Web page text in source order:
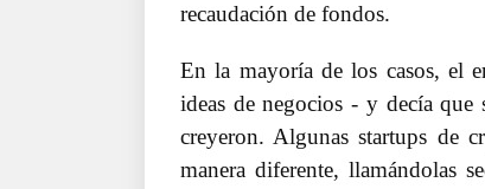
recaudación de fondos.
En la mayoría de los casos, el
ideas de negocios - y decía que
creyeron. Algunas startups de
manera diferente, llamándolas